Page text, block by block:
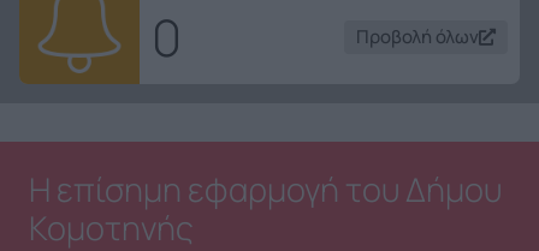
0 Προβολή όλων
Η επίσημη εφαρμογή του Δήμου
Κομοτηνής